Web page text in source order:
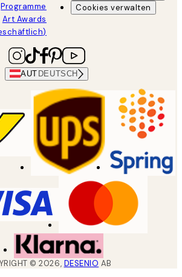
Programme
Art Awards
Cookies verwalten
AUT DEUTSCH
©2026, DESENIO AB